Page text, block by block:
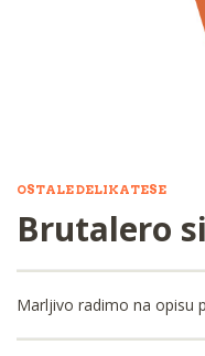
OSTALE DELIKATESE
Brutalero
Marljivo radimo na opisu